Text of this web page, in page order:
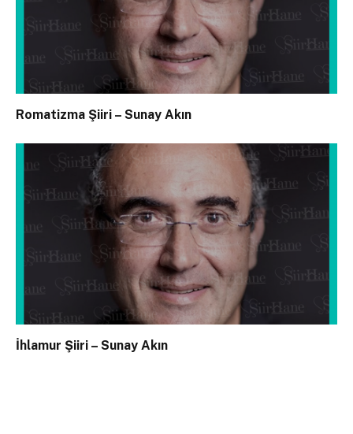
Romatizma Şiiri – Sunay Akın
İhlamur Şiiri – Sunay Akın